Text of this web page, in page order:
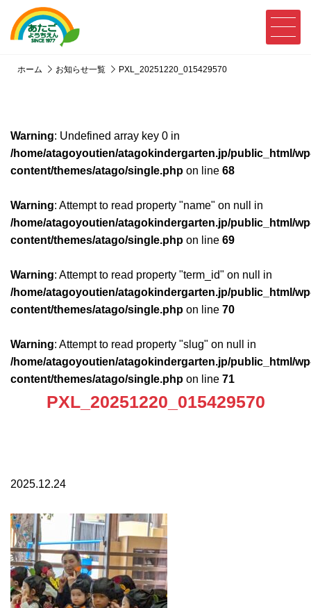
ホーム お知らせ一覧 PXL_20251220_015429570
Warning: Undefined array key 0 in
/home/atagoyoutien/atagokindergarten.jp/public_html/
content/themes/atago/single.php on line 68
Warning: Attempt to read property "name" on null in
/home/atagoyoutien/atagokindergarten.jp/public_html/
content/themes/atago/single.php on line 69
Warning: Attempt to read property "term_id" on null in
/home/atagoyoutien/atagokindergarten.jp/public_html/
content/themes/atago/single.php on line 70
Warning: Attempt to read property "slug" on null in
/home/atagoyoutien/atagokindergarten.jp/public_html/
content/themes/atago/single.php on line 71
PXL_20251220_015429570
2025.12.24